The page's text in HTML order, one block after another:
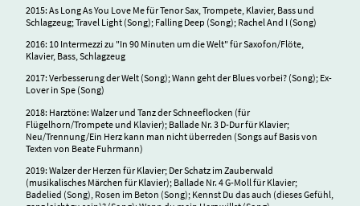
2015: As Long As You Love Me für Tenor Sax, Trompete, Klavier, Bass und
Schlagzeug; Travel Light (Song); Falling Deep (Song); Rachel And I (Song)
2016: 10 Intermezzi zu "In 90 Minuten um die Welt" für Saxofon/Flöte,
Klavier, Bass, Schlagzeug
2017: Verbesserung der Welt (Song); Wann geht der Blues vorbei? (Song); Ex-
Lover in Spe (Song)
2018: Harztöne: Walzer und Tanz der Schneeflocken (für
Flügelhorn/Trompete und Klavier); Ballade Nr. 3 D-Dur für Klavier;
Neu/Trennung/Ein Herz kann man nicht überreden (Songs auf Basis von
Texten von Beate Fuhrmann)
2019: Walzer der Herzen für Klavier; Der Schatz im Zauberwald
(musikalisches Märchen für Klavier); Ballade Nr. 4 G-Moll für Klavier;
Badelied (Song), Rosen im Beton (Song); Kennst Du das auch (dieses Gefühl,